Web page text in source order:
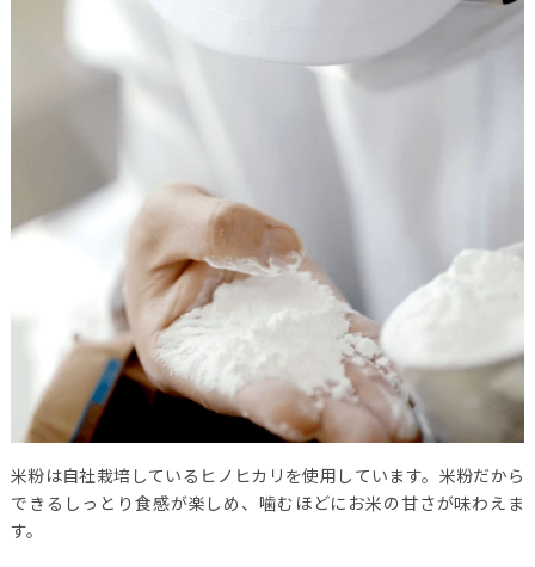
米粉は自社栽培しているヒノヒカリを使用しています。米粉だから
できるしっとり食感が楽しめ、噛むほどにお米の甘さが味わえま
す。